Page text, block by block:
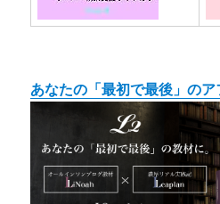
あなたの「最初で最後」の